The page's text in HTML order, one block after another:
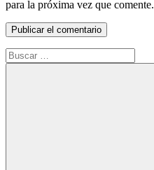
para la próxima vez que comente.
Buscar: